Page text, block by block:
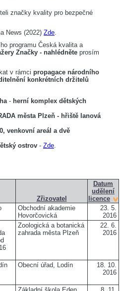
značky kvality pro bezpečné
News (2022) Zde.
programu Česká kvalita a
Značky - nahlédněte prosím
v rámci propagace národního
konkrétních držitelů
- herní komplex dětských
města Plzeň - hřiště lanová
venkovní areál a dvě
ostrov - Zde.
Zřizovatel
Datum
udělení
licence
Obchodní akademie
Hovorčovická
23. 5.
2016
Zoologická a botanická
zahrada města Plzeň
22. 6.
2016
Obecní úřad, Lodín
18. 10.
2016